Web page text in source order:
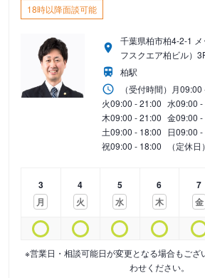
18時以降面談可能
千葉県柏市柏4-2-1
フスクエア柏ビル）
柏駅
（受付時間） 月09:00
火09:00 - 21:00 水09:00 -
木09:00 - 21:00 金09:00 -
土09:00 - 18:00 日09:00 -
祝09:00 - 18:00 （定休
3
月
4
火
5
水
6
木
7
金
※営業日・相談可能日が変更となる場合もござ
わせください。